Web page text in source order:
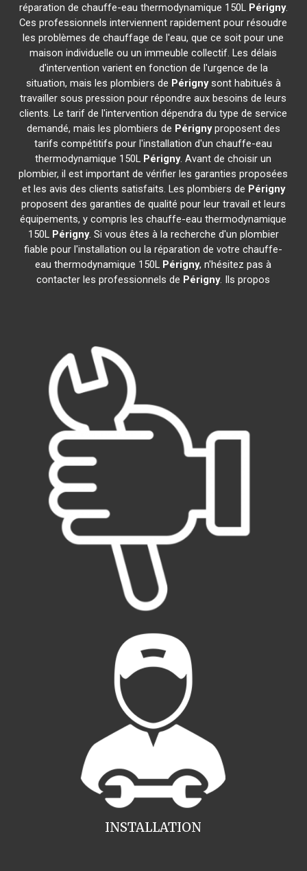
réparation de chauffe-eau thermodynamique 150L Périgny.
Ces professionnels interviennent rapidement pour résoudre
les problèmes de chauffage de l'eau, que ce soit pour une
maison individuelle ou un immeuble collectif. Les délais
d'intervention varient en fonction de l'urgence de la
situation, mais les plombiers de Pérignysont habitués à
travailler sous pression pour répondre aux besoins de leurs
clients. Le tarif de l'intervention dépendra du type de service
demandé, mais les plombiers de Pérignyproposent des
tarifs compétitifs pour l'installation d'un chauffe-eau
thermodynamique 150L Périgny. Avant de choisir un
plombier, il est important de vérifier les garanties proposées
et les avis des clients satisfaits. Les plombiers de Périgny
proposent des garanties de qualité pour leur travail et leurs
équipements, y compris les chauffe-eau thermodynamique
150L Périgny. Si vous êtes à la recherche d'un plombier
fiable pour l'installation ou la réparation de votre chauffe-
eau thermodynamique 150L Périgny, n'hésitez pas à
contacter les professionnels de Périgny. Ils propos
INSTALLATION